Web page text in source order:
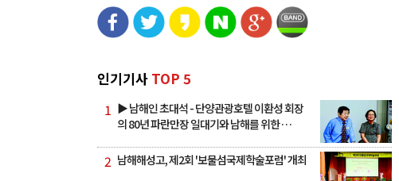
인기기사 TOP 5
1 ▶ 남해인 초대석 - 단양관광호텔 이환성 회장
의 80년 파란만장 일대기와 남해를 위한 …
2 남해해성고, 제2회 '보물섬국제학술포럼' 개최